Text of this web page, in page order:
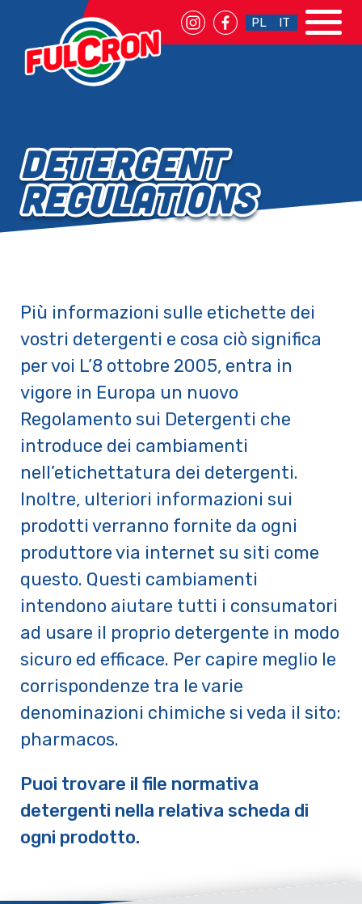
IT
PL
Detergent
regulations
Più informazioni sulle etichette dei
vostri detergenti e cosa ciò significa
per voi L’8 ottobre 2005, entra in
vigore in Europa un nuovo
Regolamento sui Detergenti che
introduce dei cambiamenti
nell’etichettatura dei detergenti.
Inoltre, ulteriori informazioni sui
prodotti verranno fornite da ogni
produttore via internet su siti come
questo. Questi cambiamenti
intendono aiutare tutti i consumatori
ad usare il proprio detergente in modo
sicuro ed efficace. Per capire meglio le
corrispondenze tra le varie
denominazioni chimiche si veda il sito:
pharmacos.
Puoi trovare il file normativa
detergenti nella relativa scheda di
ogni prodotto.